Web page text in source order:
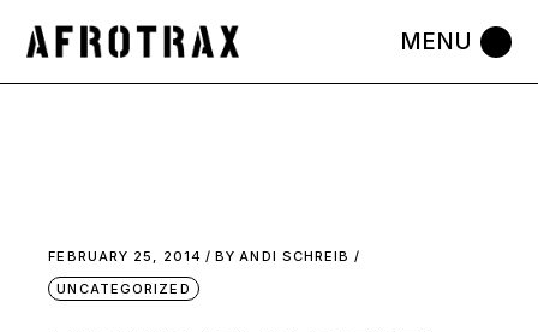
FEBRUARY 25, 2014 BY ANDI SCHREIB
UNCATEGORIZED